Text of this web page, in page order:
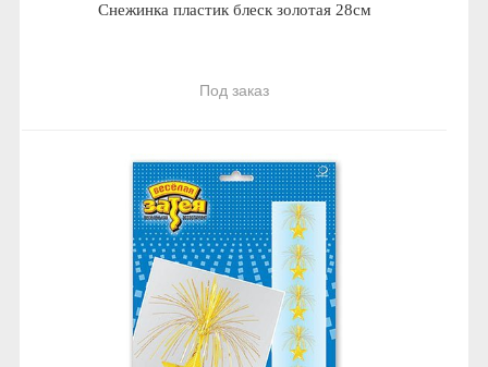
Снежинка пластик блеск золотая 28см
Под заказ